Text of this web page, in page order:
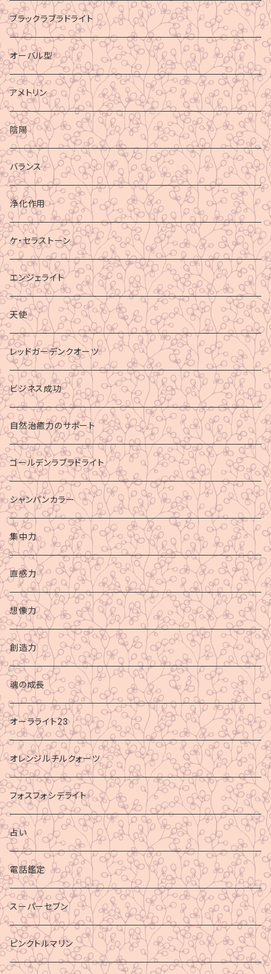
ブラックラブラドライト
オーバル型
アメトリン
陰陽
バランス
浄化作用
ケ・セラストーン
エンジェライト
天使
レッドガーデンクオーツ
ビジネス成功
自然治癒力のサポート
ゴールデンラブラドライト
シャンパンカラー
集中力
直感力
想像力
創造力
魂の成長
オーラライト23
オレンジルチルクォーツ
フォスフォシデライト
占い
電話鑑定
スーパーセブン
ピンクトルマリン